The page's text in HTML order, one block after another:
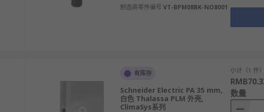
制造商零件编号 VT-BPM08BK-NO8001
有库存
Schneider Electric PA 35 mm,
白色 Thalassa PLM 外壳,
ClimaSys系列
小计（1 件）
数量